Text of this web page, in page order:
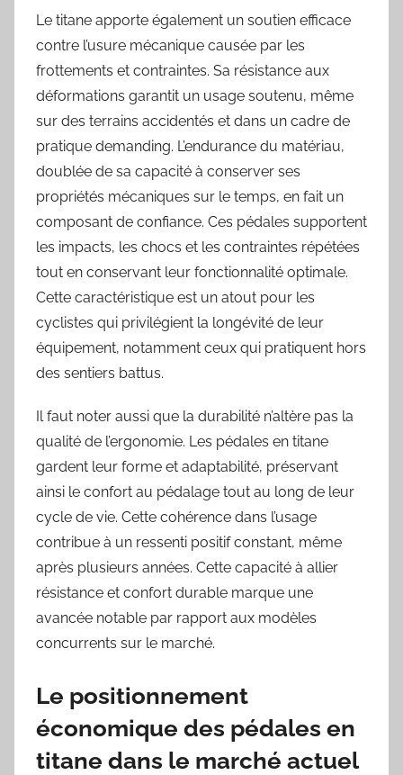
Le titane apporte également un soutien efficace
contre l’usure mécanique causée par les
frottements et contraintes. Sa résistance aux
déformations garantit un usage soutenu, même
sur des terrains accidentés et dans un cadre de
pratique demanding. L’endurance du matériau,
doublée de sa capacité à conserver ses
propriétés mécaniques sur le temps, en fait un
composant de confiance. Ces pédales supportent
les impacts, les chocs et les contraintes répétées
tout en conservant leur fonctionnalité optimale.
Cette caractéristique est un atout pour les
cyclistes qui privilégient la longévité de leur
équipement, notamment ceux qui pratiquent hors
des sentiers battus.
Il faut noter aussi que la durabilité n’altère pas la
qualité de l’ergonomie. Les pédales en titane
gardent leur forme et adaptabilité, préservant
ainsi le confort au pédalage tout au long de leur
cycle de vie. Cette cohérence dans l’usage
contribue à un ressenti positif constant, même
après plusieurs années. Cette capacité à allier
résistance et confort durable marque une
avancée notable par rapport aux modèles
concurrents sur le marché.
Le positionnement
économique des pédales en
titane dans le marché actuel